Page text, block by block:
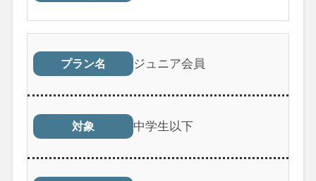
プラン名 ジュニア会員
対象 中学生以下